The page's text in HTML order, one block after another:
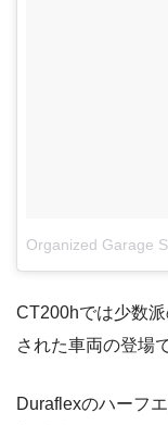
CT200hでは少数
された車両の登場
Duraflexのハーフ